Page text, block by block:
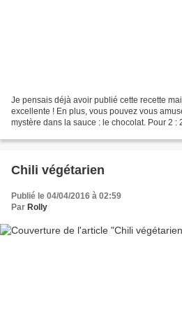
Je pensais déjà avoir publié cette recette
excellente ! En plus, vous pouvez vous
mystère dans la sauce : le chocolat. Pour 2 :
Chili végétarien
Publié le 04/04/2016 à 02:59
Par Rolly